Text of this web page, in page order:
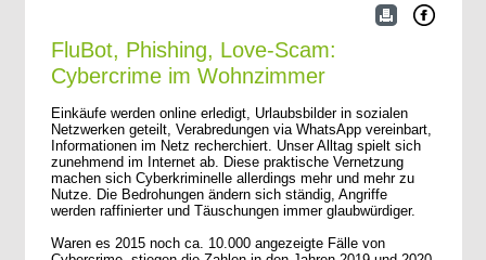
FluBot, Phishing, Love-Scam:
Cybercrime im Wohnzimmer
Einkäufe werden online erledigt, Urlaubsbilder in sozialen
Netzwerken geteilt, Verabredungen via WhatsApp vereinbart,
Informationen im Netz recherchiert. Unser Alltag spielt sich
zunehmend im Internet ab. Diese praktische Vernetzung
machen sich Cyberkriminelle allerdings mehr und mehr zu
Nutze. Die Bedrohungen ändern sich ständig, Angriffe
werden raffinierter und Täuschungen immer glaubwürdiger.
Waren es 2015 noch ca. 10.000 angezeigte Fälle von